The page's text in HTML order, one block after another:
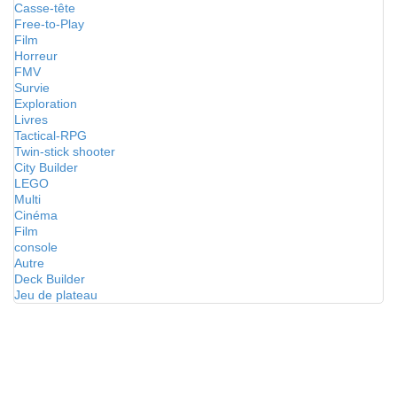
Casse-tête
Free-to-Play
Film
Horreur
FMV
Survie
Exploration
Livres
Tactical-RPG
Twin-stick shooter
City Builder
LEGO
Multi
Cinéma
Film
console
Autre
Deck Builder
Jeu de plateau